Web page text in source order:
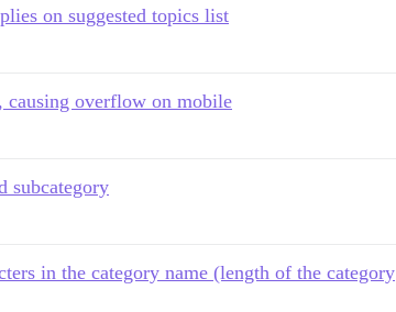
on suggested topics list
causing overflow on mobile
subcategory
in the category name (length of the category